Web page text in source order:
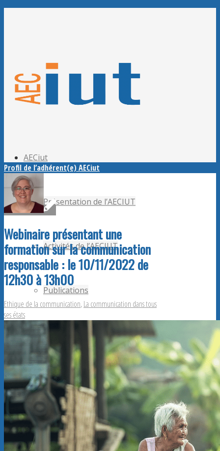
AECiut
Présentation de l’AECIUT
Activités de l’AECIUT
Publications
Adhérents AECiut
Promouvoir l’AECiut
Offres de postes
Profil de l’adhérent(e) AECiut
Webinaire présentant une
formation sur la communication
responsable : le 10/11/2022 de
12h30 à 13h00
Ethique de la communication,La communication dans tous
ses états